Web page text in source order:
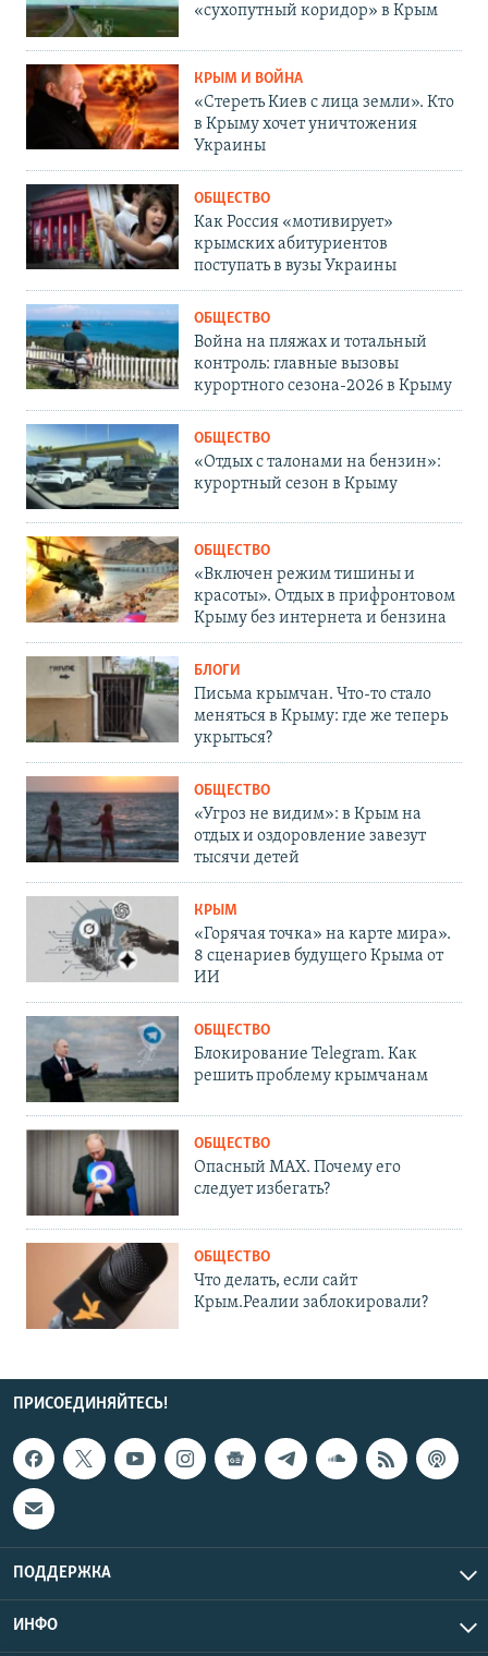
«сухопутный коридор» в Крым
КРЫМ И ВОЙНА
«Стереть Киев с лица земли». Кто
в Крыму хочет уничтожения
Украины
ОБЩЕСТВО
Как Россия «мотивирует»
крымских абитуриентов
поступать в вузы Украины
ОБЩЕСТВО
Война на пляжах и тотальный
контроль: главные вызовы
курортного сезона-2026 в Крыму
ОБЩЕСТВО
«Отдых с талонами на бензин»:
курортный сезон в Крыму
ОБЩЕСТВО
«Включен режим тишины и
красоты». Отдых в прифронтовом
Крыму без интернета и бензина
БЛОГИ
Письма крымчан. Что-то стало
меняться в Крыму: где же теперь
укрыться?
ОБЩЕСТВО
«Угроз не видим»: в Крым на
отдых и оздоровление завезут
тысячи детей
КРЫМ
«Горячая точка» на карте мира».
8 сценариев будущего Крыма от
ИИ
ОБЩЕСТВО
Блокирование Telegram. Как
решить проблему крымчанам
ОБЩЕСТВО
Опасный MAX. Почему его
следует избегать?
ОБЩЕСТВО
Что делать, если сайт
Крым.Реалии заблокировали?
ПРИСОЕДИНЯЙТЕСЬ!
ПОДДЕРЖКА
ИНФО